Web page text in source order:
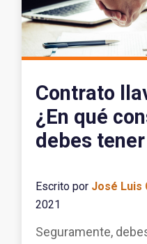
Contrato
¿En qué
debes
Escrito por José Luis
2021
Seguramente,